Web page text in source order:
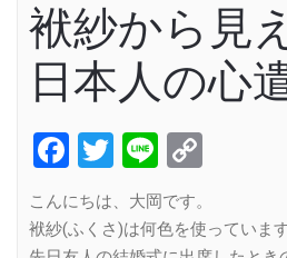
袱紗から見
日本人の心
Facebook
Twitter
Line
こんにちは、大岡です。
袱紗(ふくさ)は何色を使っていま